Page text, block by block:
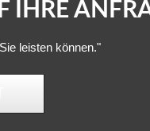
IHRE
leisten können."